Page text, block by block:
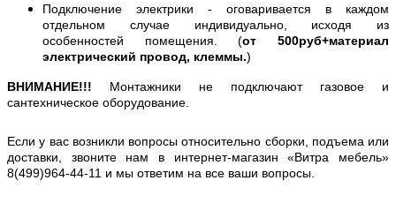
Подключение электрики - оговаривается в каждом
отдельном случае индивидуально, исходя из
особенностей помещения. (от 500руб+материал
электрический провод, клеммы.)
ВНИМАНИЕ!!! Монтажники не подключают газовое и
сантехническое оборудование.
Если у вас возникли вопросы относительно сборки, подъема или
доставки, звоните нам в интернет-магазин «Витра мебель»
8(499)964-44-11 и мы ответим на все ваши вопросы.